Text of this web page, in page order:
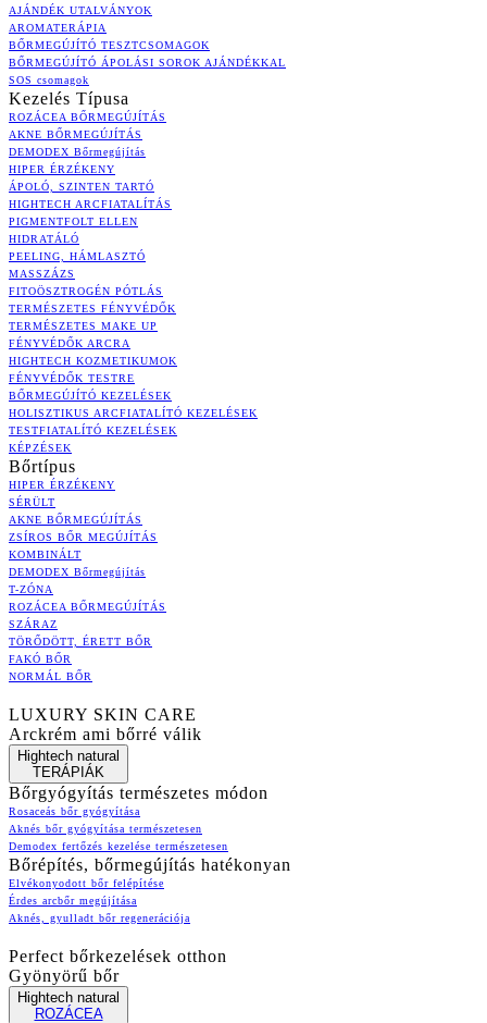
AJÁNDÉK UTALVÁNYOK
AROMATERÁPIA
BŐRMEGÚJÍTÓ TESZTCSOMAGOK
BŐRMEGÚJÍTÓ ÁPOLÁSI SOROK AJÁNDÉKKAL
SOS csomagok
Kezelés Típusa
ROZÁCEA BŐRMEGÚJÍTÁS
AKNE BŐRMEGÚJÍTÁS
DEMODEX Bőrmegújítás
HIPER ÉRZÉKENY
ÁPOLÓ, SZINTEN TARTÓ
HIGHTECH ARCFIATALÍTÁS
PIGMENTFOLT ELLEN
HIDRATÁLÓ
PEELING, HÁMLASZTÓ
MASSZÁZS
FITOÖSZTROGÉN PÓTLÁS
TERMÉSZETES FÉNYVÉDŐK
TERMÉSZETES MAKE UP
FÉNYVÉDŐK ARCRA
HIGHTECH KOZMETIKUMOK
FÉNYVÉDŐK TESTRE
BŐRMEGÚJÍTÓ KEZELÉSEK
HOLISZTIKUS ARCFIATALÍTÓ KEZELÉSEK
TESTFIATALÍTÓ KEZELÉSEK
KÉPZÉSEK
Bőrtípus
HIPER ÉRZÉKENY
SÉRÜLT
AKNE BŐRMEGÚJÍTÁS
ZSÍROS BŐR MEGÚJÍTÁS
KOMBINÁLT
DEMODEX Bőrmegújítás
T-ZÓNA
ROZÁCEA BŐRMEGÚJÍTÁS
SZÁRAZ
TÖRŐDÖTT, ÉRETT BŐR
FAKÓ BŐR
NORMÁL BŐR
LUXURY SKIN CARE
Arckrém ami bőrré válik
Hightech natural
TERÁPIÁK
Bőrgyógyítás természetes módon
Rosaceás bőr gyógyítása
Aknés bőr gyógyítása természetesen
Demodex fertőzés kezelése természetesen
Bőrépítés, bőrmegújítás hatékonyan
Elvékonyodott bőr felépítése
Érdes arcbőr megújítása
Aknés, gyulladt bőr regenerációja
Perfect bőrkezelések otthon
Gyönyörű bőr
Hightech natural
ROZÁCEA